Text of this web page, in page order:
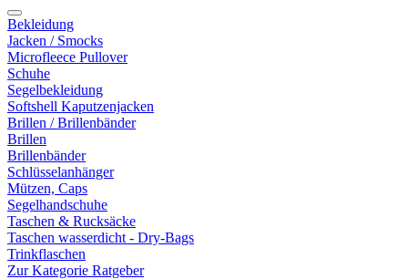
Bekleidung
Jacken / Smocks
Microfleece Pullover
Schuhe
Segelbekleidung
Softshell Kaputzenjacken
Brillen / Brillenbänder
Brillen
Brillenbänder
Schlüsselanhänger
Mützen, Caps
Segelhandschuhe
Taschen & Rucksäcke
Taschen wasserdicht - Dry-Bags
Trinkflaschen
Zur Kategorie Ratgeber